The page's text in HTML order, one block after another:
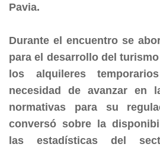
Pavia.
Durante el encuentro se
para el desarrollo del
los alquileres
necesidad de avanzar en
normativas para su
conversó sobre la
las estadísticas del